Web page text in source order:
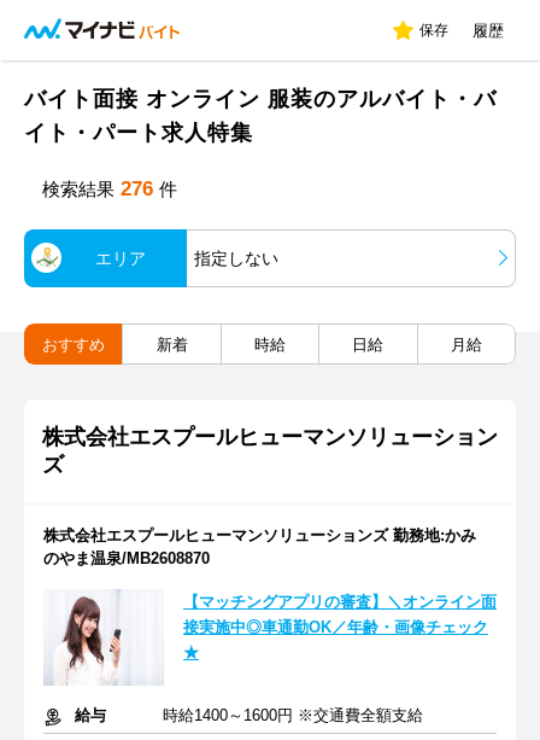
保存 履歴
バイト面接 オンライン 服装のアルバイト・バ
イト・パート求人特集
検索結果 276 件
エリア 指定しない
おすすめ 新着 時給 日給 月給
株式会社エスプールヒューマンソリューション
ズ
株式会社エスプールヒューマンソリューションズ 勤務地:かみ
のやま温泉/MB2608870
【マッチングアプリの審査】＼オンライン面
接実施中◎車通勤OK／年齢・画像チェック
★
給与
時給1400～1600円 ※交通費全額支給